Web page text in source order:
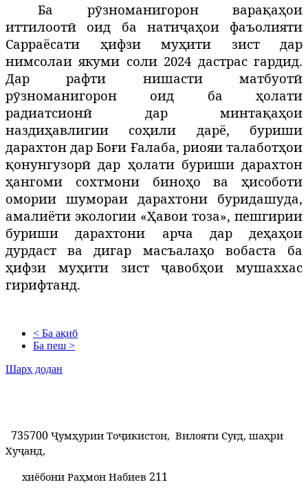
Ба рӯзноманигорон варақаҳои
иттилоотӣ оид ба натиҷаҳои фаъолияти
Сарраёсати ҳифзи муҳити зист дар
нимсолаи якуми соли 2024 дастрас гардид.
Дар рафти нишасти матбуотӣ
рӯзноманигорон оид ба ҳолати
радиатсионӣ дар минтақаҳои
наздиҳавлигии соҳили дарё, буриши
дарахтон дар Боғи Ғалаба, риояи талаботҳои
қонунгузорӣ дар ҳолати буриши дарахтон
ҳангоми сохтмони биноҳо ва ҳисоботи
омории шумораи дарахтони буридашуда,
амалиёти экологии «Ҳавои тоза», пешгирии
буриши дарахтони арча дар деҳаҳои
дурдаст ва дигар масъалаҳо вобаста ба
ҳифзи муҳити зист ҷавобҳои мушаххас
гирифтанд.
< Ба ақиб
Ба пеш >
Шарҳ додан
735700 Ҷумҳурии Тоҷикистон, Вилояти Суғд, шаҳри
Хуҷанд,
хиёбони Раҳмон Набиев 211